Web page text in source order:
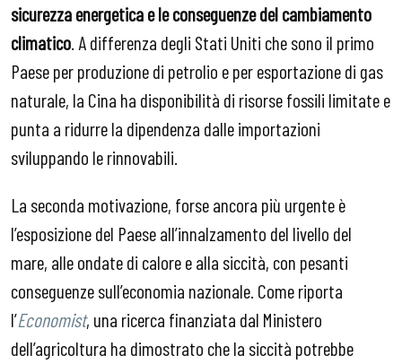
sicurezza energetica e le conseguenze del cambiamento
climatico . A differenza degli Stati Uniti che sono il primo
Paese per produzione di petrolio e per esportazione di gas
naturale, la Cina ha disponibilità di risorse fossili limitate e
punta a ridurre la dipendenza dalle importazioni
sviluppando le rinnovabili.
La seconda motivazione, forse ancora più urgente è
l’esposizione del Paese all’innalzamento del livello del
mare, alle ondate di calore e alla siccità, con pesanti
conseguenze sull’economia nazionale. Come riporta
l’Economist, una ricerca finanziata dal Ministero
dell’agricoltura ha dimostrato che la siccità potrebbe